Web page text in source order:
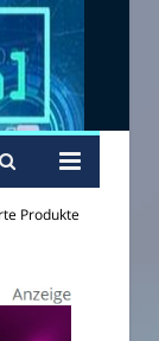
Produkte